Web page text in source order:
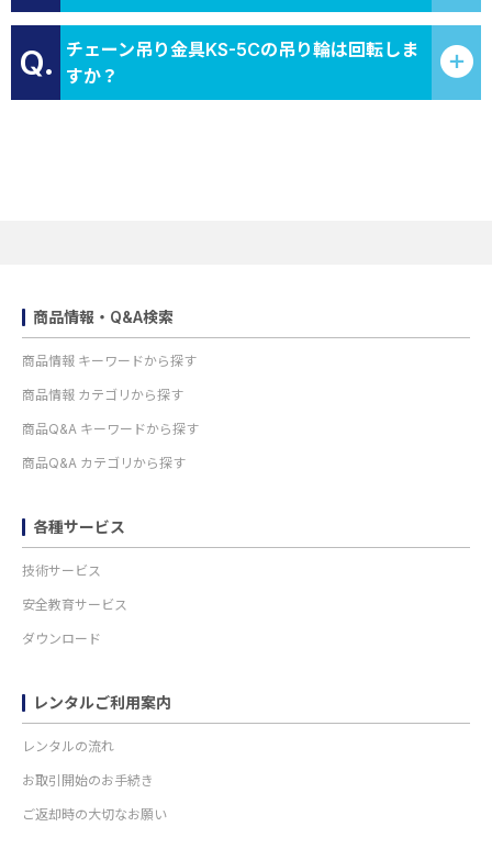
Q.
チェーン吊り金具KS-5Cの吊り輪は回転しま
すか？
商品情報・Q&A検索
商品情報 キーワードから探す
商品情報 カテゴリから探す
商品Q&A キーワードから探す
商品Q&A カテゴリから探す
各種サービス
技術サービス
安全教育サービス
ダウンロード
レンタルご利用案内
レンタルの流れ
お取引開始のお手続き
ご返却時の大切なお願い